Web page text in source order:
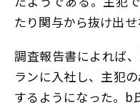
たり関与から抜け出せ
調査報告書によれば
ランに入社し、主犯
するようになった。b